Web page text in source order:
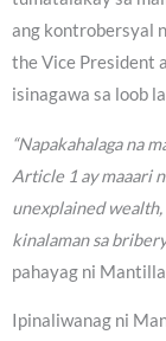
ang kontrobersyal
the Vice President
isinagawa sa loob
“Napakahalaga na
Article 1 ay maaari
unexplained
kinalaman sa
pahayag ni
Ipinaliwanag ni